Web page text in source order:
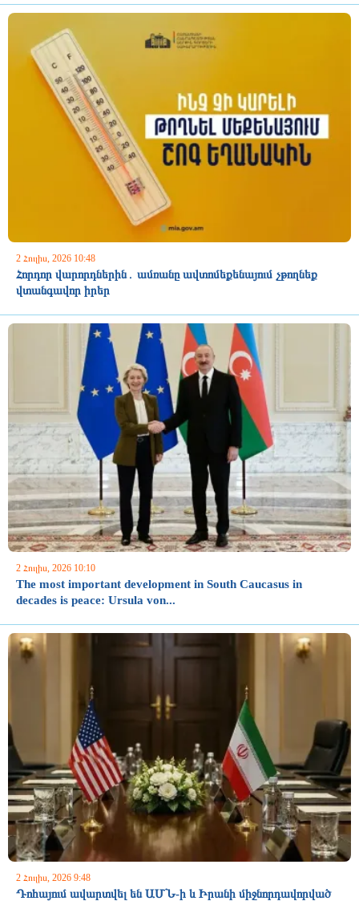
2 Հուլիս, 2026 10:48
Հորդոր վարորդներին․ ամռանը ավտոմեքենայում չթողնեք
վտանգավոր իրեր
2 Հուլիս, 2026 10:10
The most important development in South Caucasus in
decades is peace: Ursula von...
2 Հուլիս, 2026 9:48
Դոհայում ավարտվել են ԱՄՆ-ի և Իրանի միջնորդավորված